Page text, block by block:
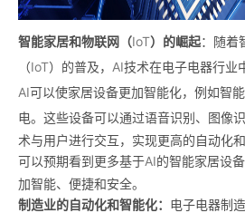
智能家居和物联网（IoT）的崛起：随着
（IoT）的普及， AI技术在电子电器行业
AI可以使家居设备更加智能化，例如智
电。这些设备可以通过语音识别、图像
术与用户进行交互，实现更高的自动化
可以预期看到更多基于AI的智能家居设
加智能、便捷和安全。
制造业的自动化和智能化： 电子电器制